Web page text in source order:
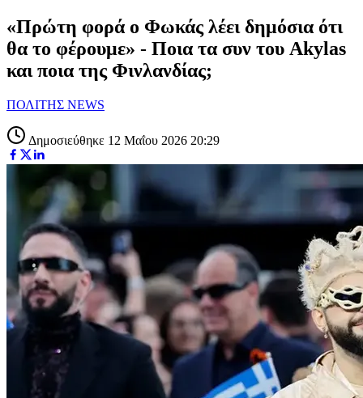
«Πρώτη φορά ο Φωκάς λέει δημόσια ότι
θα το φέρουμε» - Ποια τα συν του Akylas
και ποια της Φινλανδίας;
ΠΟΛΙΤΗΣ NEWS
Δημοσιεύθηκε 12 Μαΐου 2026 20:29